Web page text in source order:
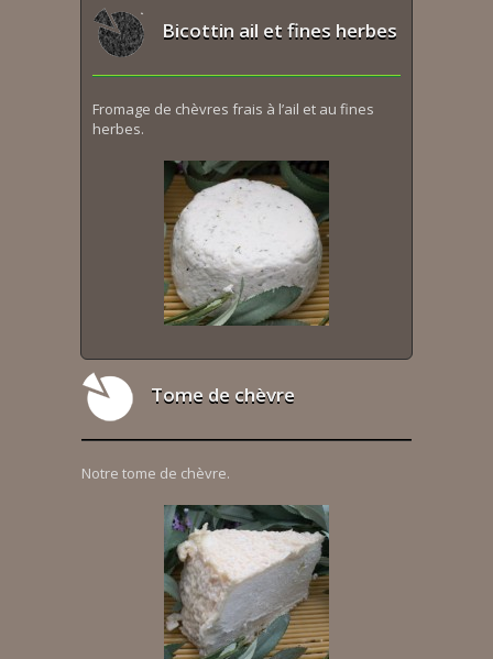
Bicottin ail et fines herbes
Fromage de chèvres frais à l’ail et au fines
herbes.
Tome de chèvre
Notre tome de chèvre.